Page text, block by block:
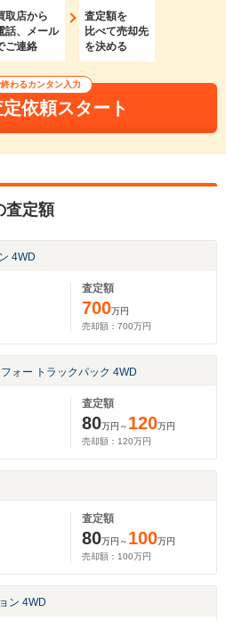
取店から
話、メール
ご連絡
査定額を
比べて売却先
を決める
わるカンタン入力
依頼スタート
査定額
4WD
査定額
700万円
売却額： 700万円
ォー トラックパック 4WD
査定額
80万円～ 120万円
売却額： 120万円
査定額
80万円～ 100万円
売却額： 100万円
ン 4WD